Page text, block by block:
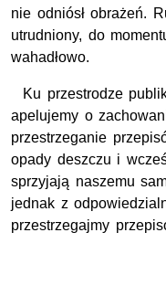
nie odniósł obrażeń.
utrudniony, do
wahadłowo.
Ku przestrodze
apelujemy o
przestrzeganie
opady deszczu i
sprzyjają naszemu
jednak z
przestrzegajmy